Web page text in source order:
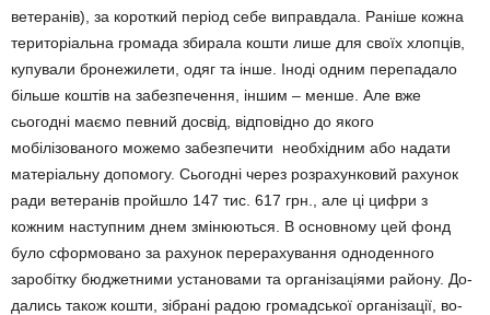
ветеранів), за короткий період себе виправдала. Раніше кожна
територіальна громада збирала кошти лише для своїх хлопців,
купували бронежилети, одяг та інше. Іноді одним перепадало
більше коштів на за­без­печення, іншим – менше. Але вже
сьогодні маємо певний досвід, відповідно до якого
мобілізованого можемо забезпечити необ­хідним або надати
матеріальну допомогу. Сьогодні через розра­хунковий рахунок
ради ветеранів пройшло 147 тис. 617 грн., але ці цифри з
кожним наступним днем змінюються. В основному цей фонд
було сформовано за рахунок перерахування одно­ден­ного
заробітку бюджетними установами та організаціями району. До­
дались також кошти, зібрані радою громадської організації, во­